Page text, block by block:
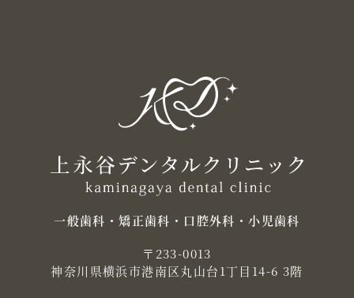
一般歯科・矯正歯科・口腔外科・小児歯科
〒233-0013
神奈川県横浜市港南区丸山台1丁目14-6 3階